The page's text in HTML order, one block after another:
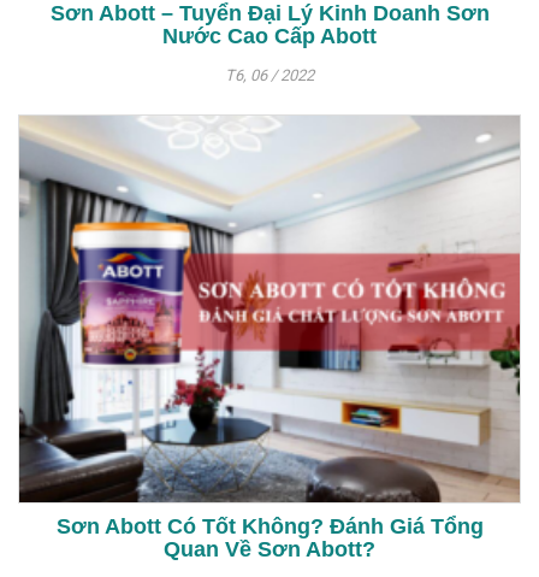
Sơn Abott – Tuyển Đại Lý Kinh Doanh Sơn
Nước Cao Cấp Abott
T6, 06 / 2022
Sơn Abott Có Tốt Không? Đánh Giá Tổng
Quan Về Sơn Abott?